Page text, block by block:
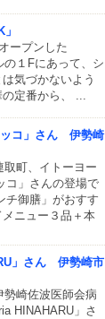
ープンした
の１Fにあって、シ
気づかないよう
定番から、 ...
ッコ」さん 伊勢崎
町、イトーヨー
コ」さんの登場で
チ御膳」がおすす
ニュー３品＋本
」さん 伊勢崎市
崎佐波医師会病
HINAHARU」さ